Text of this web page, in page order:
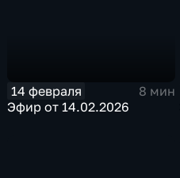
14 февраля
8 мин
Эфир от 14.02.2026